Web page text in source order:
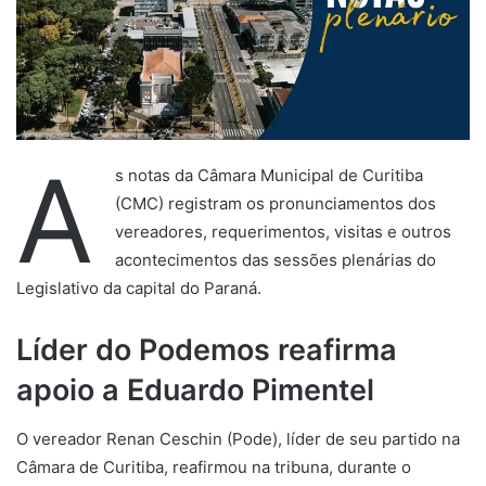
A
s notas da Câmara Municipal de Curitiba
(CMC) registram os pronunciamentos dos
vereadores, requerimentos, visitas e outros
acontecimentos das sessões plenárias do
Legislativo da capital do Paraná.
Líder do Podemos reafirma
apoio a Eduardo Pimentel
O vereador Renan Ceschin (Pode), líder de seu partido na
Câmara de Curitiba, reafirmou na tribuna, durante o